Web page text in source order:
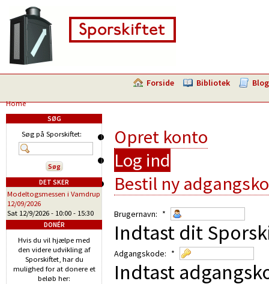
Forside Bibliotek Blog
Home
Opret konto
Log ind
Bestil ny
Brugernavn: *
Indtast dit
Adgangskode: *
Indtast
SØG
Søg på Sporskiftet:
DET SKER
Modeltogsmessen i Vamdrup
12/09/2026
Sat 12/9/2026 - 10:00 - 15:30
DONÉR
Hvis du vil hjælpe med
den videre udvikling af
Sporskiftet, har du
mulighed for at donere et
beløb her: